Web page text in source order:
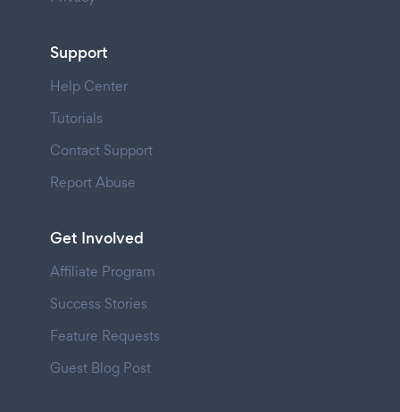
Support
Help Center
Tutorials
Contact Support
Report Abuse
Get Involved
Affiliate Program
Success Stories
Feature Requests
Guest Blog Post